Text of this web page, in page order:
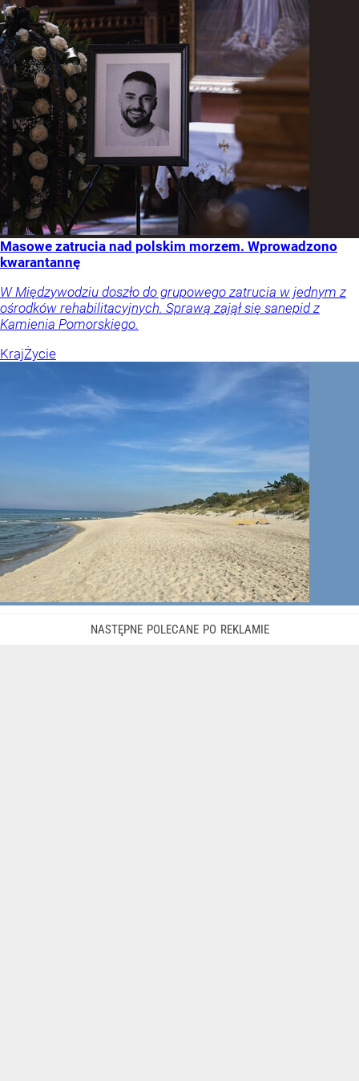
Masowe zatrucia nad polskim morzem. Wprowadzono
kwarantannę
W Międzywodziu doszło do grupowego zatrucia w jednym z
ośrodków rehabilitacyjnych. Sprawą zajął się sanepid z
Kamienia Pomorskiego.
KrajŻycie